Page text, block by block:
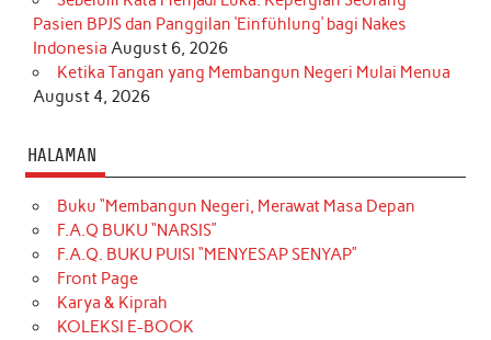
Pasien BPJS dan Panggilan ‘Einfühlung’ bagi Nakes
Indonesia August 6, 2026
Ketika Tangan yang Membangun Negeri Mulai Menua
August 4, 2026
HALAMAN
Buku “Membangun Negeri, Merawat Masa Depan
F.A.Q BUKU “NARSIS”
F.A.Q. BUKU PUISI “MENYESAP SENYAP”
Front Page
Karya & Kiprah
KOLEKSI E-BOOK